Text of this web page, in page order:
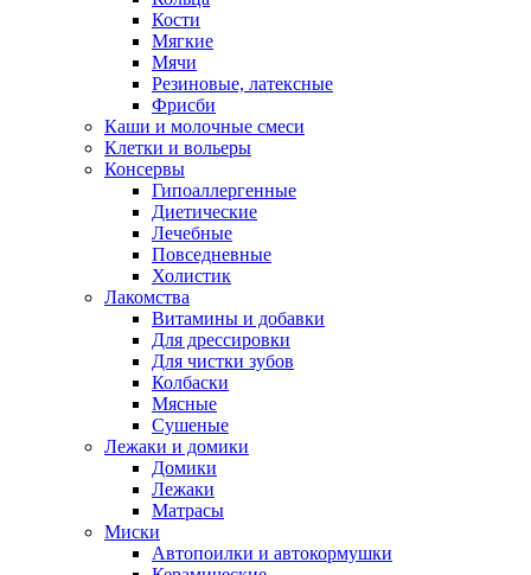
Кости
Мягкие
Мячи
Резиновые, латексные
Фрисби
Каши и молочные смеси
Клетки и вольеры
Консервы
Гипоаллергенные
Диетические
Лечебные
Повседневные
Холистик
Лакомства
Витамины и добавки
Для дрессировки
Для чистки зубов
Колбаски
Мясные
Сушеные
Лежаки и домики
Домики
Лежаки
Матрасы
Миски
Автопоилки и автокормушки